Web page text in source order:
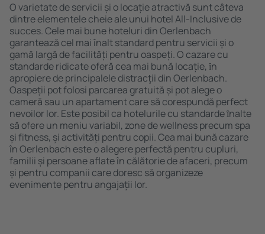
O varietate de servicii și o locație atractivă sunt câteva
dintre elementele cheie ale unui hotel All-Inclusive de
succes. Cele mai bune hoteluri din Oerlenbach
garantează cel mai înalt standard pentru servicii și o
gamă largă de facilități pentru oaspeți. O cazare cu
standarde ridicate oferă cea mai bună locație, ȋn
apropiere de principalele distracţii din Oerlenbach.
Oaspeții pot folosi parcarea gratuită și pot alege o
cameră sau un apartament care să corespundă perfect
nevoilor lor. Este posibil ca hotelurile cu standarde ȋnalte
să ofere un meniu variabil, zone de wellness precum spa
și fitness, și activități pentru copii. Cea mai bună cazare
în Oerlenbach este o alegere perfectă pentru cupluri,
familii și persoane aflate în călătorie de afaceri, precum
și pentru companii care doresc să organizeze
evenimente pentru angajații lor.